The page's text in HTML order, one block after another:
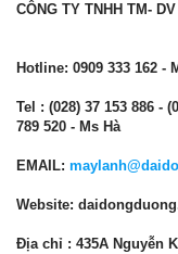
CÔNG TY TNHH TM-
Hotline: 0909 333 162 -
Tel : (028) 37 153 886 -
789 520 - Ms Hà
EMAIL:
Website:
Địa chỉ : 435A Nguyễn